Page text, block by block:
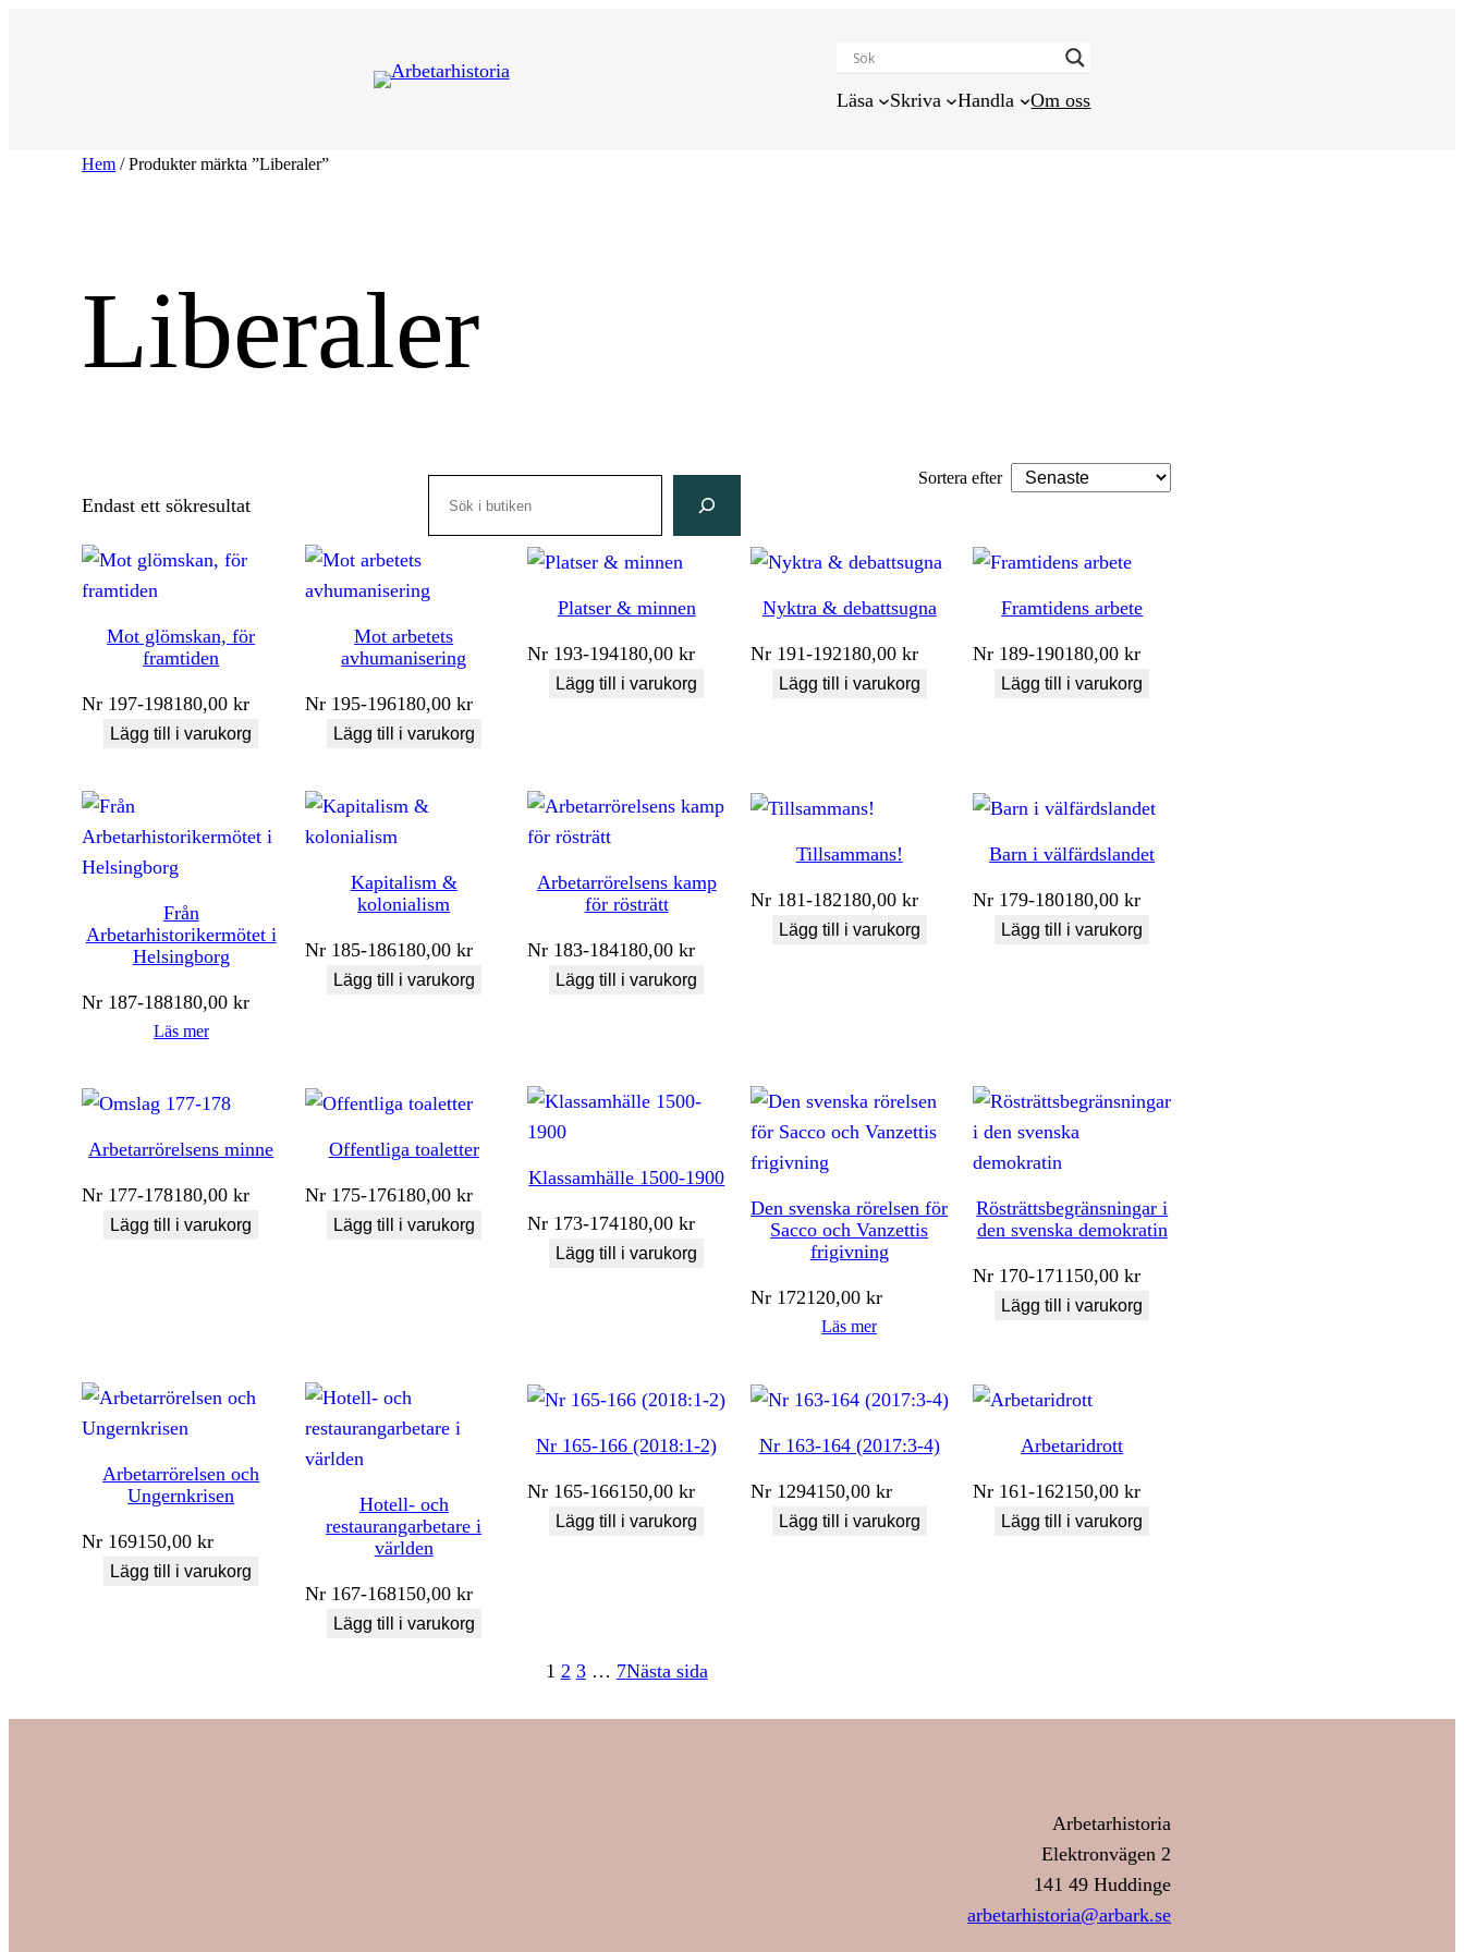
Läsa Skriva Handla Om oss
Hem / Produkter märkta ”Liberaler”
Liberaler
Endast ett sökresultat
Sortera efter
Mot glömskan, för
framtiden
Nr 197-198180,00kr
Lägg till i varukorg
Mot arbetets
avhumanisering
Nr 195-196180,00 kr
Lägg till i varukorg
Platser & minnen
Nr 193-194180,00kr
Lägg till i varukorg
Nyktra & debattsugna
Nr 191-192180,00 kr
Lägg till i varukorg
Framtidens arbete
Nr 189-190180,00kr
Lägg till i varukorg
Från
Arbetarhistorikermötet i
Helsingborg
Nr 187-188180,00kr
Läs mer
Kapitalism &
kolonialism
Nr 185-186180,00 kr
Lägg till i varukorg
Arbetarrörelsens kamp
för rösträtt
Nr 183-184180,00kr
Lägg till i varukorg
Tillsammans!
Nr 181-182180,00 kr
Lägg till i varukorg
Barn i välfärdslandet
Nr 179-180180,00kr
Lägg till i varukorg
Arbetarrörelsens minne
Nr 177-178180,00kr
Lägg till i varukorg
Offentliga toaletter
Nr 175-176180,00 kr
Lägg till i varukorg
Klassamhälle 1500-1900
Nr 173-174180,00kr
Lägg till i varukorg
Den svenska rörelsen för
Sacco och Vanzettis
frigivning
Nr 172120,00 kr
Läs mer
Rösträttsbegränsningar i
den svenska demokratin
Nr 170-171150,00kr
Lägg till i varukorg
Arbetarrörelsen och
Ungernkrisen
Nr 169150,00kr
Lägg till i varukorg
Hotell- och
restaurangarbetare i
världen
Nr 167-168150,00 kr
Lägg till i varukorg
Nr 165-166 (2018:1-2)
Nr 165-166150,00kr
Lägg till i varukorg
Nr 163-164 (2017:3-4)
Nr 1294150,00 kr
Lägg till i varukorg
Arbetaridrott
Nr 161-162150,00kr
Lägg till i varukorg
1 2 3 … 7Nästa sida
Arbetarhistoria
Elektronvägen 2
141 49 Huddinge
arbetarhistoria@arbark.se